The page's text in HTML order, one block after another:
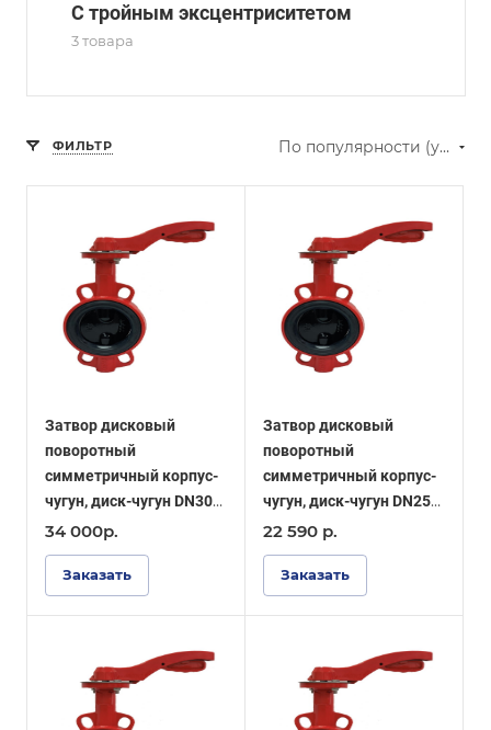
С тройным эксцентриситетом
3 товара
ФИЛЬТР По популярности (убывание)
Затвор дисковый
поворотный
симметричный корпус-
чугун, диск-чугун DN300
PN16, уплотнение EPDM
- ОПТИМА
34 000р.
Заказать
Затвор дисковый
поворотный
симметричный корпус-
чугун, диск-чугун DN250
PN16, уплотнение EPDM
- ОПТИМА
22 590 р.
Заказать